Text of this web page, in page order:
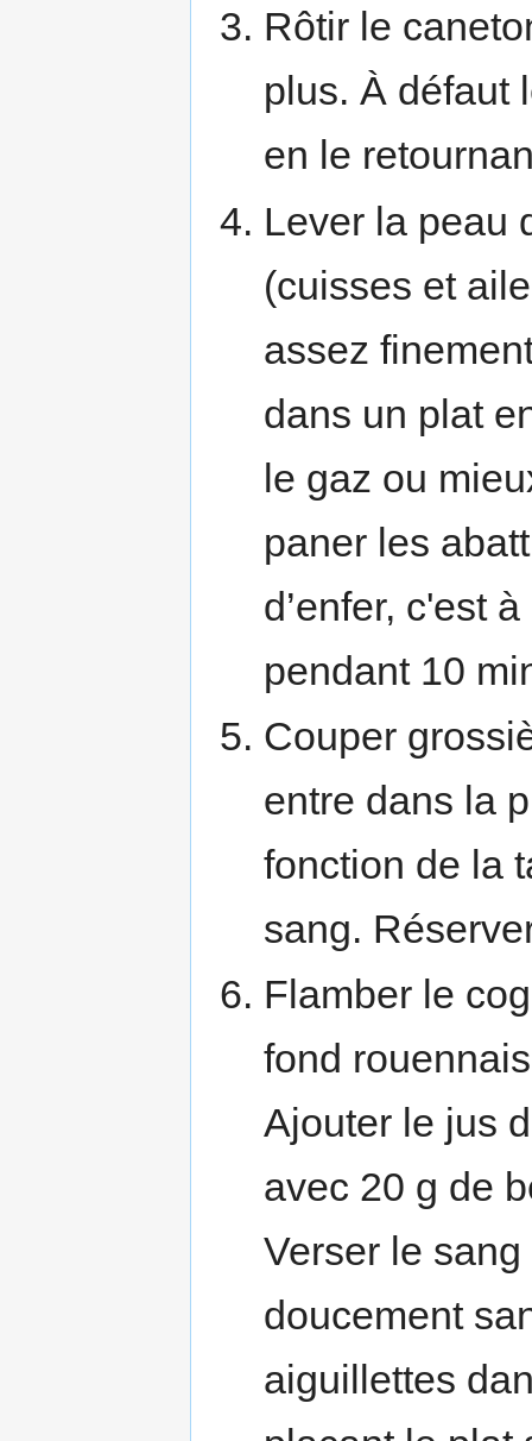
Rôtir le
plus. À défaut
en le
Lever la peau
(cuisses et
assez
dans un plat
le gaz ou
paner les
d’enfer, c'est
pendant 10
Couper
entre dans la
fonction de la
sang.
Flamber le
fond
Ajouter le jus
avec 20 g de
Verser le
doucement
aiguillettes